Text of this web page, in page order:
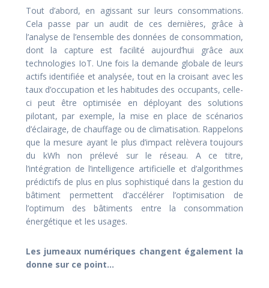
Tout d’abord, en agissant sur leurs consommations.
Cela passe par un audit de ces dernières, grâce à
l’analyse de l’ensemble des données de consommation,
dont la capture est facilité aujourd’hui grâce aux
technologies IoT. Une fois la demande globale de leurs
actifs identifiée et analysée, tout en la croisant avec les
taux d’occupation et les habitudes des occupants, celle-
ci peut être optimisée en déployant des solutions
pilotant, par exemple, la mise en place de scénarios
d’éclairage, de chauffage ou de climatisation. Rappelons
que la mesure ayant le plus d’impact relèvera toujours
du kWh non prélevé sur le réseau. A ce titre,
l’intégration de l’intelligence artificielle et d’algorithmes
prédictifs de plus en plus sophistiqué dans la gestion du
bâtiment permettent d’accélérer l’optimisation de
l’optimum des bâtiments entre la consommation
énergétique et les usages.
Les jumeaux numériques changent également la
donne sur ce point…